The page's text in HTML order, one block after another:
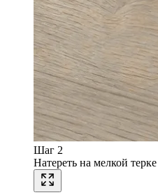
Шаг 2
Натереть на мелкой